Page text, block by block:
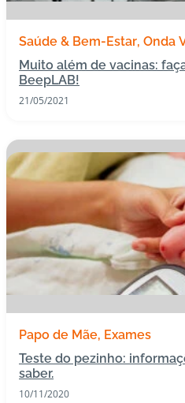
Saúde & Bem-Estar Onda
Exames
Muito além de vacinas:
BeepLAB!
21/05/2021
Papo de Mãe Exames
Teste do pezinho:
saber.
10/11/2020